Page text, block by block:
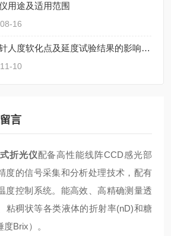
用途及适用范围
16
试验条件对沥青针人度软化点及延度试验结果的影响论文
10
言
折光仪配备高性能线阵CCD感光部
度的信号采集和分析处理技术，配有
度控制系统。能高效、高精确测量透
粘稠状等各类液体的折射率(nD)和糖
Brix）。